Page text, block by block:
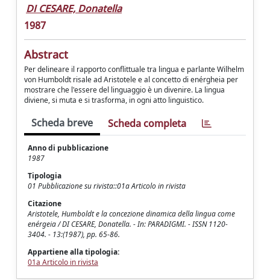
DI CESARE, Donatella
1987
Abstract
Per delineare il rapporto conflittuale tra lingua e parlante Wilhelm
von Humboldt risale ad Aristotele e al concetto di enérgheia per
mostrare che l'essere del linguaggio è un divenire. La lingua
diviene, si muta e si trasforma, in ogni atto linguistico.
Scheda breve Scheda completa
Anno di pubblicazione
1987
Tipologia
01 Pubblicazione su rivista::01a Articolo in rivista
Citazione
Aristotele, Humboldt e la concezione dinamica della lingua come
enérgeia / DI CESARE, Donatella. - In: PARADIGMI. - ISSN 1120-
3404. - 13:(1987), pp. 65-86.
Appartiene alla tipologia:
01a Articolo in rivista